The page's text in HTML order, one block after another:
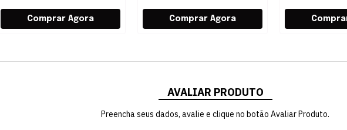
AVALIAR PRODUTO
Preencha seus dados, avalie e clique no botão Avaliar Produto.